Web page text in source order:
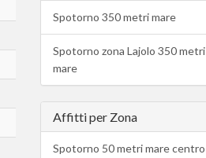
Spotorno 350 metri mare
Spotorno zona Lajolo 350 metri
mare
Affitti per Zona
Spotorno 50 metri mare centro